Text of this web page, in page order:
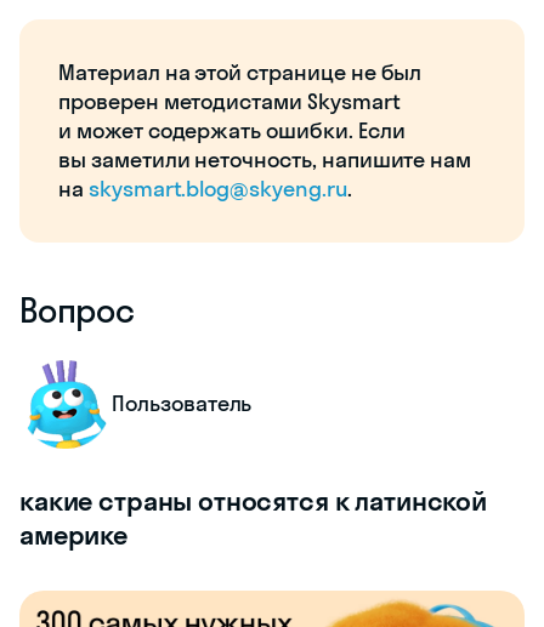
Материал на этой странице не был
проверен методистами Skysmart
и может содержать ошибки. Если
вы заметили неточность, напишите нам
на skysmart.blog@skyeng.ru.
Вопрос
Пользователь
какие страны относятся к латинской
америке